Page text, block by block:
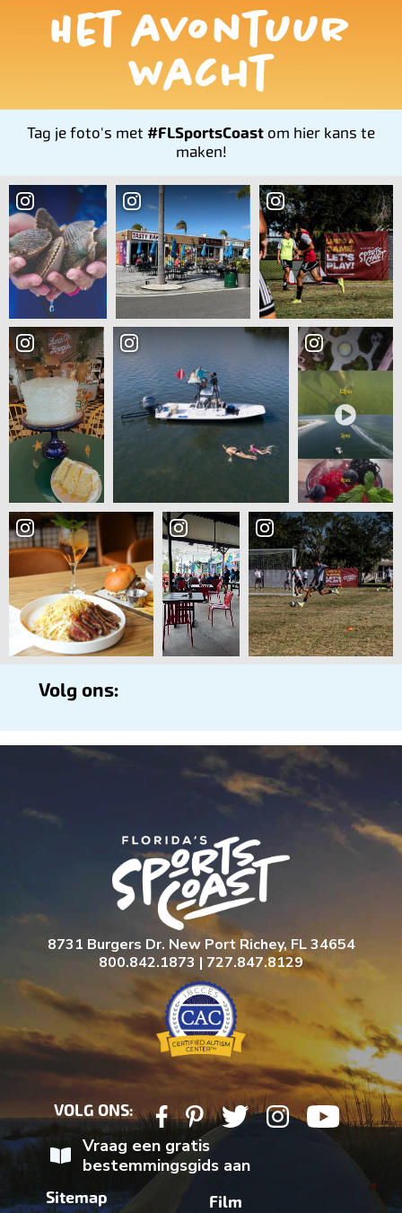
Het avontuur
wacht
Tag je foto's met #FLSportsCoast om hier kans te
maken!
Volg ons:
8731 Burgers Dr. New Port Richey, FL 34654
800.842.1873 | 727.847.8129
VOLG ONS:
Vraag een gratis
bestemmingsgids aan
Sitemap Film